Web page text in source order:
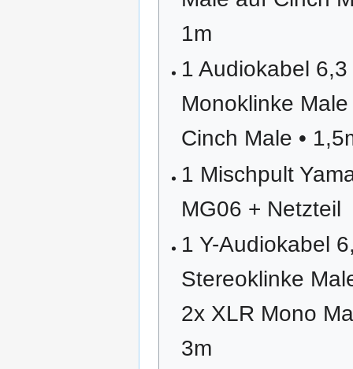
1m
1 Audiokabel 6,3
Monoklinke
Cinch Male •
1 Mischpult
MG06 + Netzteil
1 Y-Audiokabel
Stereoklinke
2x XLR Mono
3m